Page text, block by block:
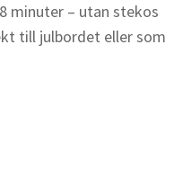
minuter – utan stekos
till julbordet eller som